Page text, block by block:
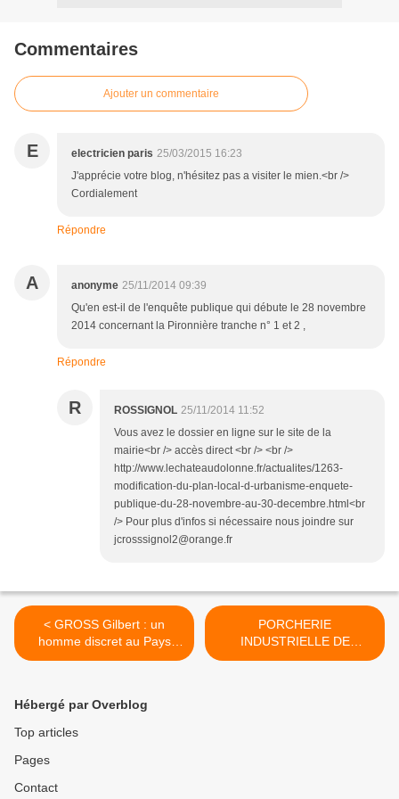
Commentaires
Ajouter un commentaire
E electricien paris 25/03/2015 16:23
J'apprécie votre blog, n'hésitez pas a visiter le mien.<br />
Cordialement
Répondre
A anonyme 25/11/2014 09:39
Qu'en est-il de l'enquête publique qui débute le 28 novembre
2014 concernant la Pironnière tranche n° 1 et 2 ,
Répondre
R ROSSIGNOL 25/11/2014 11:52
Vous avez le dossier en ligne sur le site de la
mairie<br /> accès direct <br /> <br />
http://www.lechateaudolonne.fr/actualites/1263-
modification-du-plan-local-d-urbanisme-enquete-
publique-du-28-novembre-au-30-decembre.html<br
/> Pour plus d'infos si nécessaire nous joindre sur
jcrosssignol2@orange.fr
< GROSS Gilbert : un
homme discret au Pays
d'Olonne qui a beaucoup
PORCHERIE
INDUSTRIELLE DE
POIROUX EN VENDEE :
Hébergé par Overblog
Top articles
Pages
Contact